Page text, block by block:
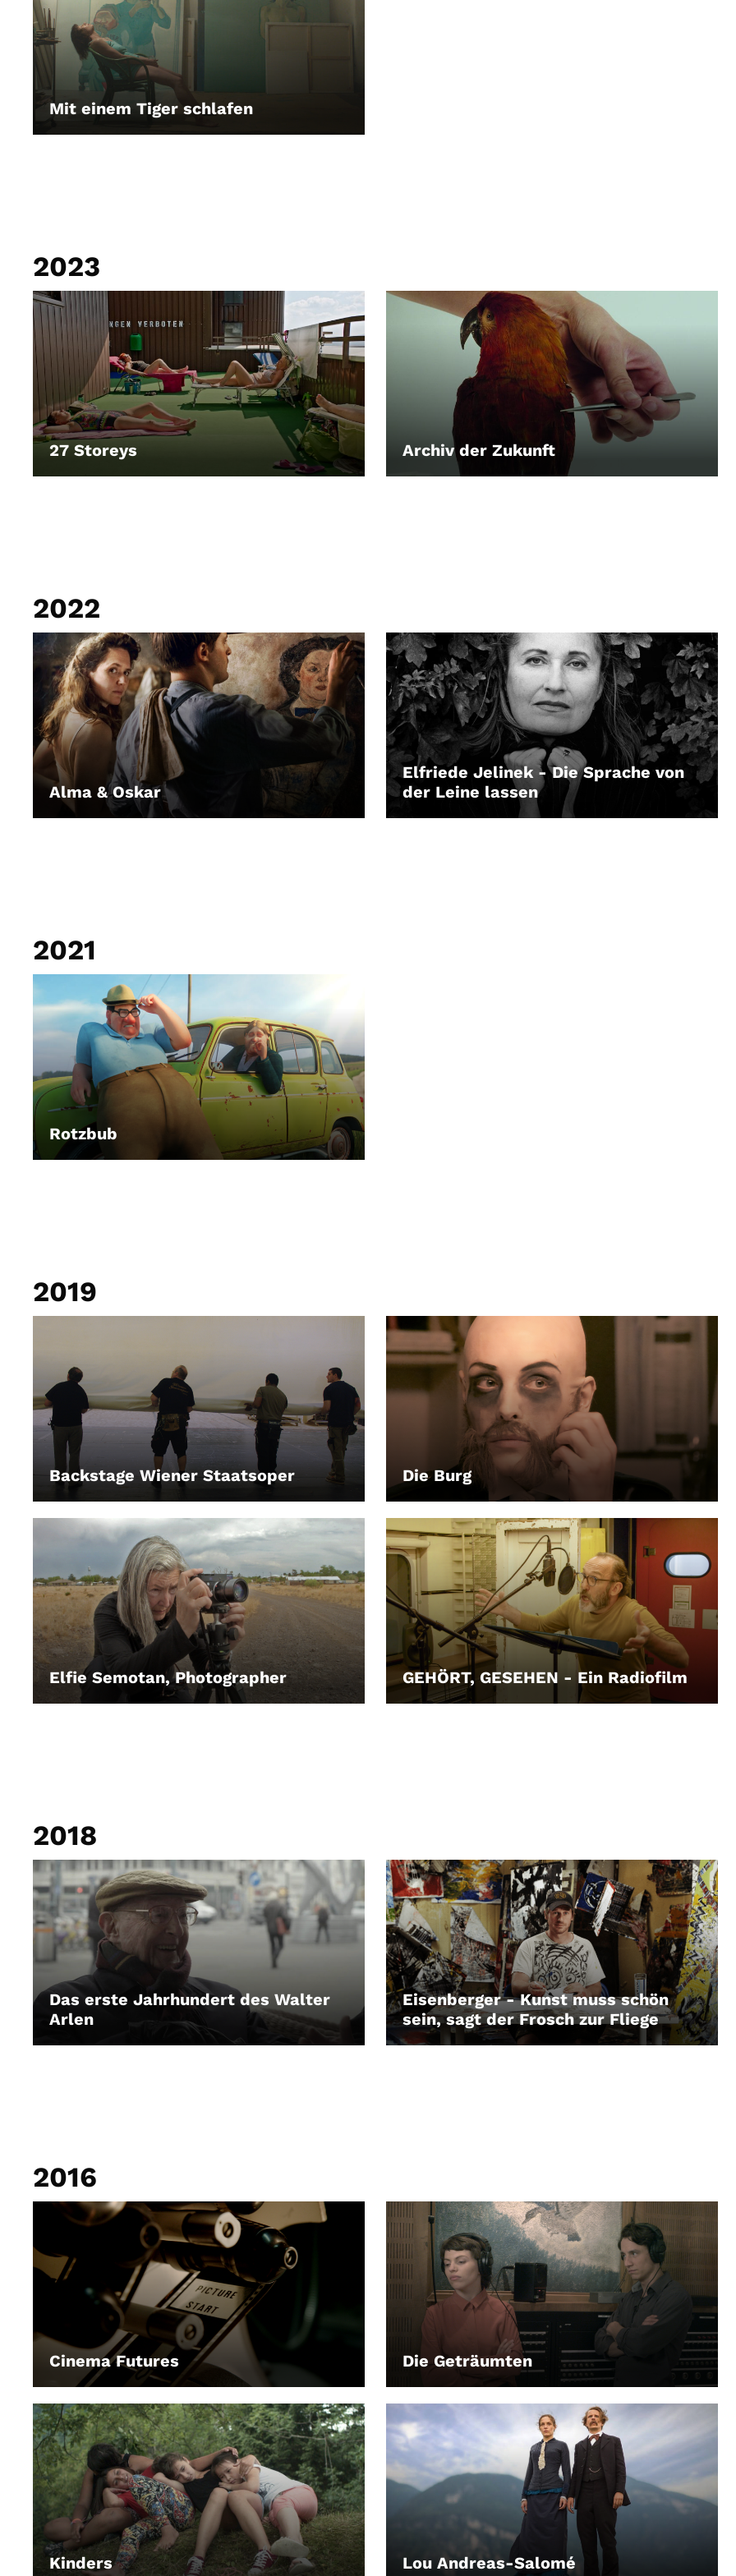
Mit einem Tiger schlafen
LEIHEN
2023
27 Storeys
LEIHEN Archiv der Zukunft
LEIHEN
2022
Alma & Oskar
LEIHEN
Elfriede Jelinek - Die Sprache von
der Leine lassen
LEIHEN
2021
Rotzbub
LEIHEN
2019
Backstage Wiener Staatsoper
LEIHEN Die Burg
LEIHEN
Elfie Semotan, Photographer
LEIHEN GEHÖRT, GESEHEN - Ein Radiofilm
LEIHEN
2018
Das erste Jahrhundert des Walter
Arlen
LEIHEN
Eisenberger - Kunst muss schön
sein, sagt der Frosch zur Fliege
LEIHEN
2016
Cinema Futures
LEIHEN Die Geträumten
LEIHEN
Kinders
LEIHEN Lou Andreas-Salomé
LEIHEN